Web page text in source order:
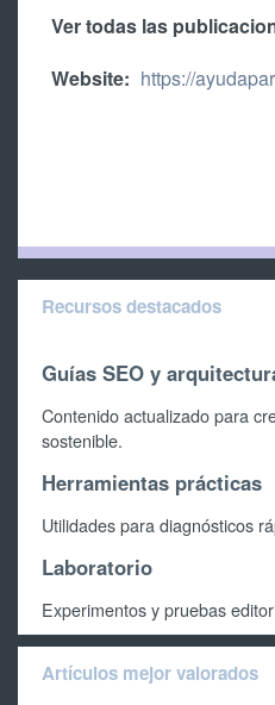
Ver todas las
Website: https://
Recursos destacados
Guías SEO y
Contenido actualizado para
sostenible.
Herramientas prácticas
Utilidades para diagnósticos
Laboratorio
Experimentos y pruebas
Artículos mejor valorados